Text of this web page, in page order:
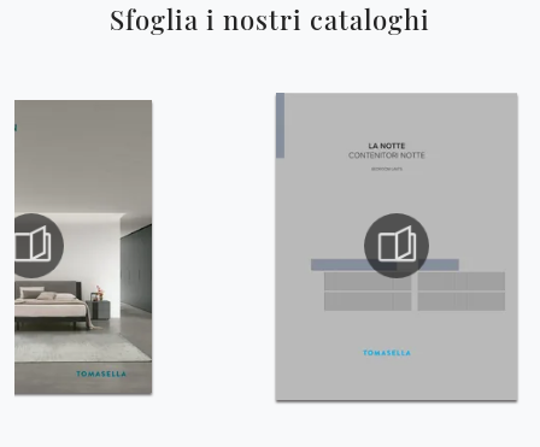
Sfoglia i nostri cataloghi